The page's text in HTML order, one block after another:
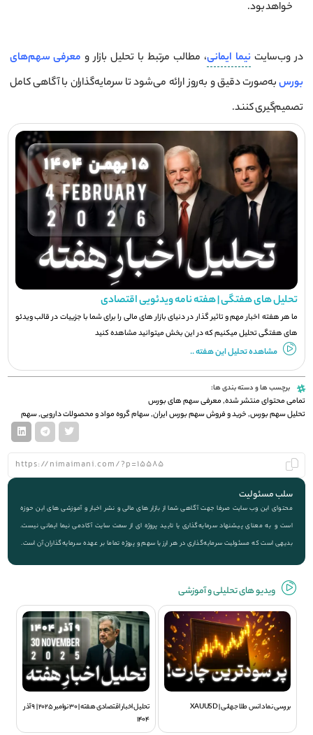
خواهد بود.
در وب‌سایتنیما ایمانی، مطالب مرتبط با تحلیل بازار و معرفی سهم‌های
بورسبه‌صورت دقیق و به‌روز ارائه می‌شود تا سرمایه‌گذاران با آگاهی کامل
تصمیم‌گیری کنند.
تحلیل های هفتگی | هفته نامه ویدئویی اقتصادی
ما هر هفته اخبار مهم و تاثیر گذار در دنیای بازار های مالی را برای شما با جزيیات در قالب ویدئو
های هفتگی تحلیل میکنیم که در این بخش میتوانید مشاهده کنید
مشاهده تحلیل این هفته ..
برچسب ها و دسته بندی ها:
تمامی محتوای منتشر شده,معرفی سهم های بورس
تحلیل سهم بورس,خرید و فروش سهم بورس ایران,سهام گروه مواد و محصولات دارویی,سهم
سلب مسئولیت
محتوای این وب سایت صرفا جهت آگاهی شما از بازار های مالی و نشر اخبار و آموزشی های این حوزه
است و به معنای پیشنهاد سرمایه‌گذاری یا تایید پروژه ای از سمت سایت آکادمی نیما ایمانی نیست.
بدیهی است که مسئولیت سرمایه‌گذاری در هر ارز یا سهم و پروژه تماما بر عهده سرمایه‌گذاران آن است.
ویديو های تحلیلی و آموزشی
بررسی نماد انس طلا جهانی | XAUUSD
تحلیل اخبار اقتصادی هفته | 30 نوامبر 2025 | 9 آذر
1404